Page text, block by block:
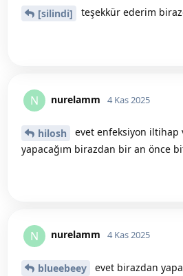
[silindi] teşekkür ederim
N nurelamm 4 Kas 2025
hilosh
evet enfeksiyon iltihap
yapacağım birazdan bir an önce
N nurelamm 4 Kas 2025
blueebeey
evet birazdan